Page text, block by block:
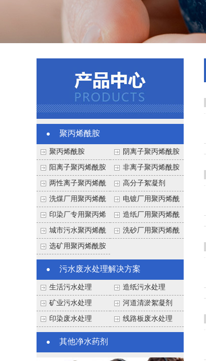
聚丙烯酰胺
聚丙烯酰胺
阴离子聚丙烯酰胺
阳离子聚丙烯酰胺
非离子聚丙烯酰胺
两性离子聚丙烯酰
胺
高分子絮凝剂
洗煤厂用聚丙烯酰
胺
电镀厂用聚丙烯酰
胺
印染厂专用聚丙烯
酰胺
造纸厂用聚丙烯酰
胺
城市污水聚丙烯酰
胺
洗砂厂用聚丙烯酰
选矿用聚丙烯酰胺
污水废水处理解决方案
生活污水处理
造纸污水处理
矿业污水处理
河道清淤絮凝剂
印染废水处理
线路板废水处理
其他净水药剂